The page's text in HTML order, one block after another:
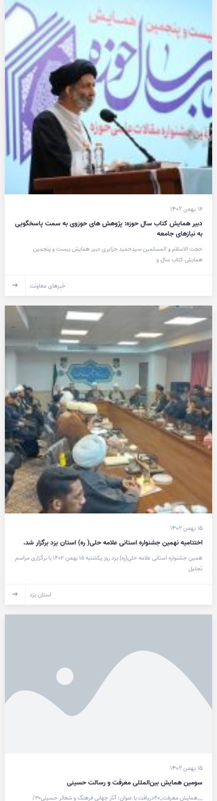
۱۶ بهمن ۱۴۰۲
دبیر همایش کتاب سال حوزه: پژوهش های حوزوی به سمت پاسخگویی
به نیازهای جامعه
حجت الاسلام و المسلمین سیدحمید جزایری دبیر همایش بیست و پنجمین
همایش کتاب سال و
خبرهای معاونت
۱۵ بهمن ۱۴۰۲
اختتامیه نهمین جشنواره استانی علامه حلی( ره) استان یزد برگزار شد.
همین جشنواره استانی علامه حلی(ره) یزد روز یکشنبه ۱۵ بهمن ۱۴۰۲ با برگزاری مراسم
تجلیل
استان یزد
۱۵ بهمن ۱۴۰۲
سومین همایش بین‌المللی معرفت و رسالت حسینی
__همایش معرفت_۴۰دریافت با عنوان: آثار جهانی فرهنگ و شعائر حسینی۳۰/